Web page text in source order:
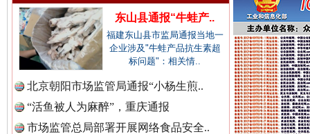
中国参政网.中
东山县通报“牛蛙产..
福建东山县市监局通报当地一
企业涉及"牛蛙产品抗生素超
标问题"：相关情..
北京朝阳市场监管局通报“小杨生煎..
“活鱼被人为麻醉”，重庆通报
市场监管总局部署开展网络食品安全..